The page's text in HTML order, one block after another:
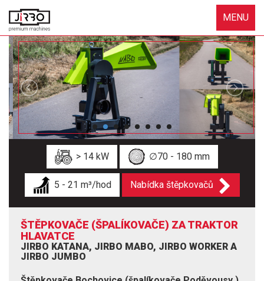
MENU
> 14 kW ∅70 - 180 mm
5 - 21 m³/hod Nabídka štěpkovačů
ŠTĚPKOVAČE (ŠPALÍKOVAČE) ZA TRAKTOR
HLAVATCE
JIRBO KATANA, JIRBO MABO, JIRBO WORKER A
JIRBO JUMBO